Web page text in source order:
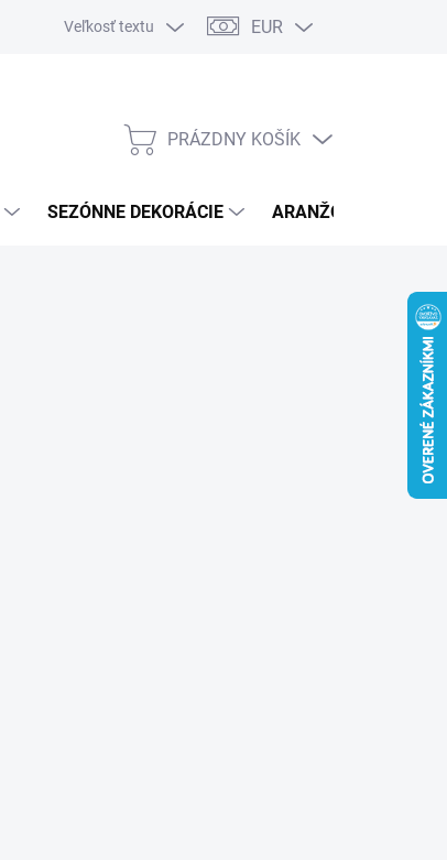
Veľkosť textu EUR
NÁKUPNÝ
PRÁZDNY KOŠÍK
SEZÓNNE DEKORÁCIE ARANŽOVACÍ